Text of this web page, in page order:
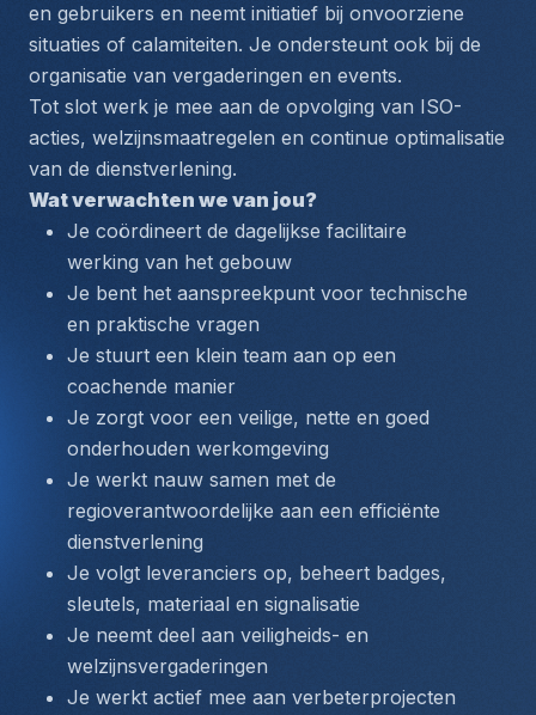
en gebruikers en neemt initiatief bij onvoorziene
situaties of calamiteiten. Je ondersteunt ook bij de
organisatie van vergaderingen en events.
Tot slot werk je mee aan de opvolging van ISO-
acties, welzijnsmaatregelen en continue optimalisatie
van de dienstverlening.
Wat verwachten we van jou?
Je coördineert de dagelijkse facilitaire
werking van het gebouw
Je bent het aanspreekpunt voor technische
en praktische vragen
Je stuurt een klein team aan op een
coachende manier
Je zorgt voor een veilige, nette en goed
onderhouden werkomgeving
Je werkt nauw samen met de
regioverantwoordelijke aan een efficiënte
dienstverlening
Je volgt leveranciers op, beheert badges,
sleutels, materiaal en signalisatie
Je neemt deel aan veiligheids- en
welzijnsvergaderingen
Je werkt actief mee aan verbeterprojecten